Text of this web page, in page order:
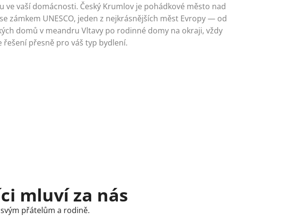
ve vaší domácnosti. Český Krumlov je pohádkové město nad
zámkem UNESCO, jeden z nejkrásnějších měst Evropy — od
domů v meandru Vltavy po rodinné domy na okraji, vždy
řešení přesně pro váš typ bydlení.
mluví za nás
přátelům a rodině.